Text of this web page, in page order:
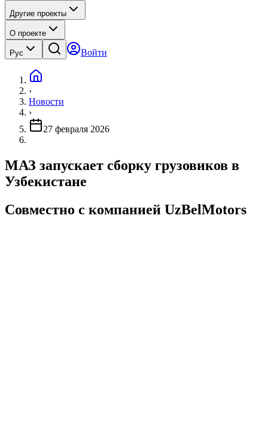
Другие проекты
О проекте
Рус Войти
›
Новости
›
27 февраля 2026
МАЗ запускает сборку грузовиков в
Узбекистане
Совместно с компанией UzBelMotors